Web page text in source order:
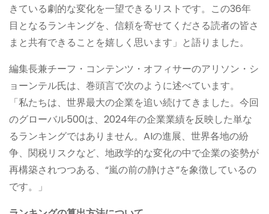
きている劇的な変化を一望できるリストです。この36年
目となるランキングを、信頼を寄せてくださる読者の皆さ
まと共有できることを嬉しく思います」と語りました。
編集長兼チーフ・コンテンツ・オフィサーのアリソン・シ
ョーンテル氏は、巻頭言で次のように述べています。
「私たちは、世界最大の企業を追い続けてきました。今回
のグローバル500は、2024年の企業業績を反映した単な
るランキングではありません。AIの進展、世界各地の紛
争、関税リスクなど、地政学的な変化の中で企業の姿勢が
再構築されつつある、“嵐の前の静けさ”を象徴しているの
です。」